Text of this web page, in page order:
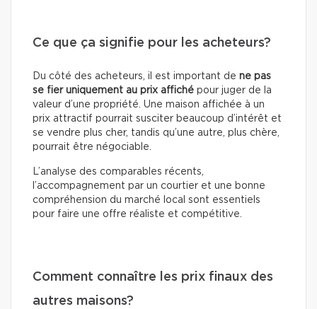
Ce que ça signifie pour les acheteurs?
Du côté des acheteurs, il est important de ne pas
se fier uniquement au prix affiché pour juger de la
valeur d’une propriété. Une maison affichée à un
prix attractif pourrait susciter beaucoup d’intérêt et
se vendre plus cher, tandis qu’une autre, plus chère,
pourrait être négociable.
L’analyse des comparables récents,
l’accompagnement par un courtier et une bonne
compréhension du marché local sont essentiels
pour faire une offre réaliste et compétitive.
Comment connaître les prix finaux des
autres maisons?